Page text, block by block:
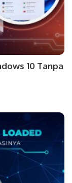
10 Tanpa